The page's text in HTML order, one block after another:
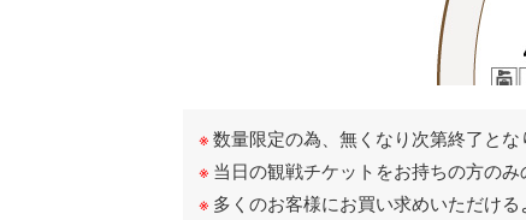
数量限定の為、無くなり次第終了とな
当日の観戦チケットをお持ちの方の
多くのお客様にお買い求めいただけ